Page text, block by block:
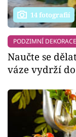
14 fotografií
PODZIMNÍ DEKORACE
Naučte se
váze vydrží